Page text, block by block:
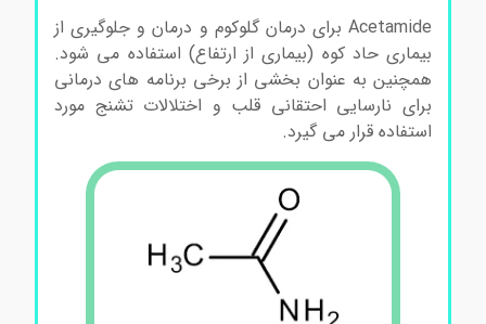
Acetamide برای درمان گلوکوم و درمان و جلوگیری از
بیماری حاد کوه (بیماری از ارتفاع) استفاده می شود.
همچنین به عنوان بخشی از برخی برنامه های درمانی
برای نارسایی احتقانی قلب و اختلالات تشنج مورد
استفاده قرار می گیرد.